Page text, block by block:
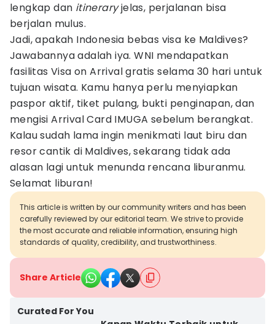
lengkap dan itineraryjelas, perjalanan bisa
berjalan mulus.
Jadi, apakah Indonesia bebas visa ke Maldives?
Jawabannya adalah iya. WNI mendapatkan
fasilitas Visa on Arrival gratis selama 30 hari untuk
tujuan wisata. Kamu hanya perlu menyiapkan
paspor aktif, tiket pulang, bukti penginapan, dan
mengisi Arrival Card IMUGA sebelum berangkat.
Kalau sudah lama ingin menikmati laut biru dan
resor cantik di Maldives, sekarang tidak ada
alasan lagi untuk menunda rencana liburanmu.
Selamat liburan!
This article is written by our community writers and has been
carefully reviewed by our editorial team. We strive to provide
the most accurate and reliable information, ensuring high
standards of quality, credibility, and trustworthiness.
Share Article
Curated For You